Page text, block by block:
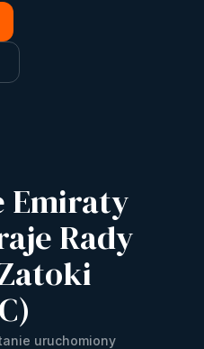
Emiraty
Rady
uruchomiony